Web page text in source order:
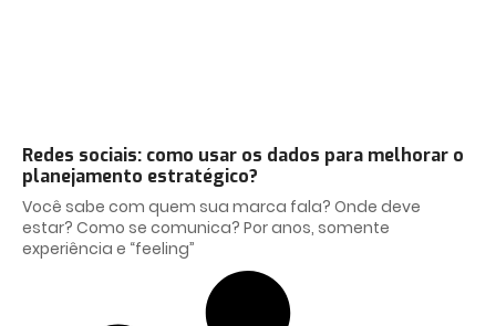
Redes sociais: como usar os dados para melhorar o
planejamento estratégico?
Você sabe com quem sua marca fala? Onde deve
estar? Como se comunica? Por anos, somente
experiência e “feeling”